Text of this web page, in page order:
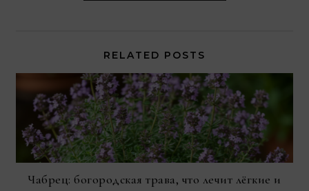
RELATED POSTS
Чабрец: богородская трава, что лечит лёгкие и